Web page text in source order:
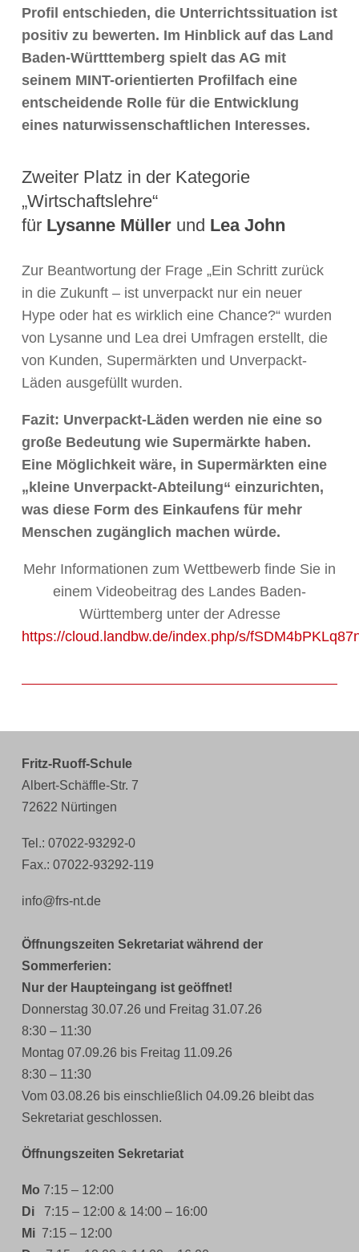
Profil entschieden, die Unterrichtssituation ist
positiv zu bewerten. Im Hinblick auf das Land
Baden-Württtemberg spielt das AG mit
seinem MINT-orientierten Profilfach eine
entscheidende Rolle für die Entwicklung
eines naturwissenschaftlichen Interesses.
Zweiter Platz in der Kategorie
„Wirtschaftslehre“
für Lysanne Müller und Lea John
Zur Beantwortung der Frage „Ein Schritt zurück
in die Zukunft – ist unverpackt nur ein neuer
Hype oder hat es wirklich eine Chance?“ wurden
von Lysanne und Lea drei Umfragen erstellt, die
von Kunden, Supermärkten und Unverpackt-
Läden ausgefüllt wurden.
Fazit: Unverpackt-Läden werden nie eine so
große Bedeutung wie Supermärkte haben.
Eine Möglichkeit wäre, in Supermärkten eine
„kleine Unverpackt-Abteilung“ einzurichten,
was diese Form des Einkaufens für mehr
Menschen zugänglich machen würde.
Mehr Informationen zum Wettbewerb finde Sie in
einem Videobeitrag des Landes Baden-
Württemberg unter der Adresse
https://cloud.landbw.de/index.php/s/
Fritz-Ruoff-Schule
Albert-Schäffle-Str. 7
72622 Nürtingen
Tel.: 07022-93292-0
Fax.: 07022-93292-119
info@frs-nt.de
Öffnungszeiten Sekretariat während der
Sommerferien:
Nur der Haupteingang ist geöffnet!
Donnerstag 30.07.26 und Freitag 31.07.26
8:30 – 11:30
Montag 07.09.26 bis Freitag 11.09.26
8:30 – 11:30
Vom 03.08.26 bis einschließlich 04.09.26 bleibt das
Sekretariat geschlossen.
Öffnungszeiten Sekretariat
Mo 7:15 – 12:00
Di 7:15 – 12:00 & 14:00 – 16:00
Mi 7:15 – 12:00